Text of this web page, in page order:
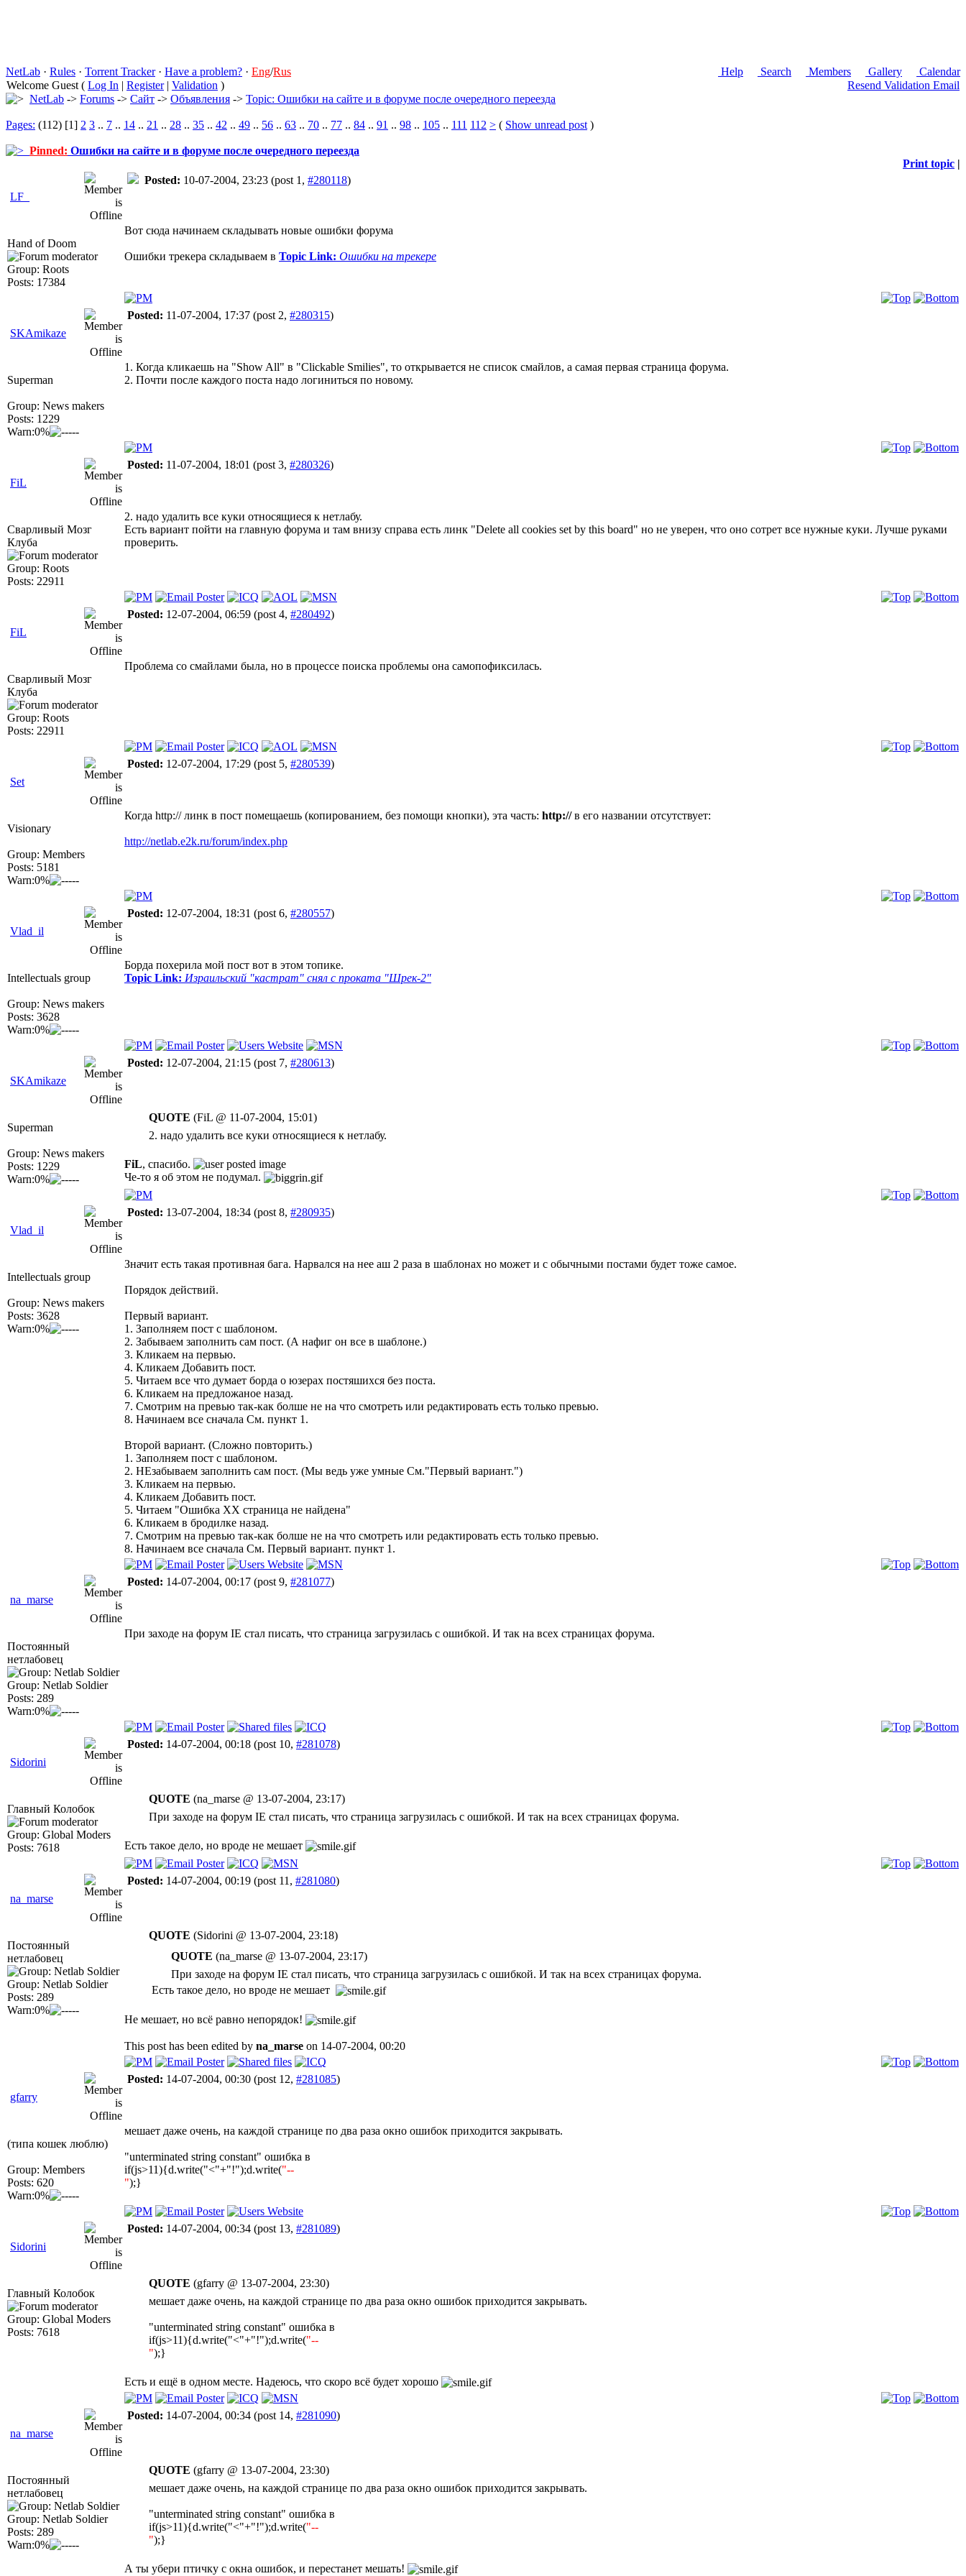
NetLab · Rules · Torrent Tracker· Have a problem? · Eng/Rus Help Search Members Gallery
Calendar
Welcome Guest ( Log In | Register| Validation )
Resend Validation Email
NetLab -> Forums -> Сайт -> Объявления -> Topic: Ошибки на сайте и в форуме после очередного переезда
Pages: (112) [1] 2 3 .. 7 .. 14 .. 21 .. 28 .. 35 .. 42 .. 49 .. 56 .. 63 .. 70 .. 77 .. 84 .. 91 .. 98 .. 105 .. 111 112 > ( Show unread post )
Pinned: Ошибки на сайте и в форуме после очередного переезда
Print topic |
LF_
Posted: 10-07-2004, 23:23 (post 1, #280118)
Hand of Doom
Group: Roots
Posts: 17384
Вот сюда начинаем складывать новые ошибки форума
Ошибки трекера складываем в Topic Link: Ошибки на трекере
SKAmikaze
Posted: 11-07-2004, 17:37 (post 2, #280315)
Superman
Group: News makers
Posts: 1229
Warn:0%
1. Когда кликаешь на "Show All" в "Clickable Smilies", то открывается не список смайлов, а самая первая страница форума.
2. Почти после каждого поста надо логиниться по новому.
FiL
Posted: 11-07-2004, 18:01 (post 3, #280326)
Сварливый Мозг
Клуба
Group: Roots
Posts: 22911
2. надо удалить все куки относящиеся к нетлабу.
Есть вариант пойти на главную форума и там внизу справа есть линк "Delete all cookies set by this board" но не уверен, что оно сотрет все нужные куки. Лучше руками
проверить.
FiL
Posted: 12-07-2004, 06:59 (post 4, #280492)
Сварливый Мозг
Клуба
Group: Roots
Posts: 22911
Проблема со смайлами была, но в процессе поиска проблемы она самопофиксилась.
Set
Posted: 12-07-2004, 17:29 (post 5, #280539)
Visionary
Group: Members
Posts: 5181
Warn:0%
Когда http:// линк в пост помещаешь (копированием, без помощи кнопки), эта часть: http://в его названии отсутствует:
http://netlab.e2k.ru/forum/index.php
Vlad_il
Posted: 12-07-2004, 18:31 (post 6, #280557)
Intellectuals group
Group: News makers
Posts: 3628
Warn:0%
Борда похерила мой пост вот в этом топике.
Topic Link: Израильский "кастрат" снял с проката "Шрек-2"
SKAmikaze
Posted: 12-07-2004, 21:15 (post 7, #280613)
Superman
Group: News makers
Posts: 1229
Warn:0%
QUOTE (FiL @ 11-07-2004, 15:01)
2. надо удалить все куки относящиеся к нетлабу.
FiL, спасибо.
Че-то я об этом не подумал.
Vlad_il
Posted: 13-07-2004, 18:34 (post 8, #280935)
Intellectuals group
Group: News makers
Posts: 3628
Warn:0%
Значит есть такая противная бага. Нарвался на нее аш 2 раза в шаблонах но может и с обычными постами будет тоже самое.
Порядок действий.
Первый вариант.
1. Заполняем пост с шаблоном.
2. Забываем заполнить сам пост. (А нафиг он все в шаблоне.)
3. Кликаем на первью.
4. Кликаем Добавить пост.
5. Читаем все что думает борда о юзерах постяшихся без поста.
6. Кликаем на предложаное назад.
7. Смотрим на превью так-как болше не на что смотреть или редактировать есть только превью.
8. Начинаем все сначала См. пункт 1.
Второй вариант. (Сложно повторить.)
1. Заполняем пост с шаблоном.
2. НЕзабываем заполнить сам пост. (Мы ведь уже умные См."Первый вариант.")
3. Кликаем на первью.
4. Кликаем Добавить пост.
5. Читаем "Ошибка ХХ страница не найдена"
6. Кликаем в бродилке назад.
7. Смотрим на превью так-как болше не на что смотреть или редактировать есть только превью.
8. Начинаем все сначала См. Первый вариант. пункт 1.
na_marse
Posted: 14-07-2004, 00:17 (post 9, #281077)
Постоянный
нетлабовец
Group: Netlab Soldier
Posts: 289
Warn:0%
При заходе на форум IE стал писать, что страница загрузилась с ошибкой. И так на всех страницах форума.
Sidorini
Posted: 14-07-2004, 00:18 (post 10, #281078)
Главный Колобок
Group: Global Moders
Posts: 7618
QUOTE (na_marse @ 13-07-2004, 23:17)
При заходе на форум IE стал писать, что страница загрузилась с ошибкой. И так на всех страницах форума.
Есть такое дело, но вроде не мешает
na_marse
Posted: 14-07-2004, 00:19 (post 11, #281080)
Постоянный
нетлабовец
Group: Netlab Soldier
Posts: 289
Warn:0%
QUOTE (Sidorini @ 13-07-2004, 23:18)
QUOTE (na_marse @ 13-07-2004, 23:17)
При заходе на форум IE стал писать, что страница загрузилась с ошибкой. И так на всех страницах форума.
Есть такое дело, но вроде не мешает
Не мешает, но всё равно непорядок!
This post has been edited by na_marse on 14-07-2004, 00:20
gfarry
Posted: 14-07-2004, 00:30 (post 12, #281085)
(типа кошек люблю)
Group: Members
Posts: 620
Warn:0%
мешает даже очень, на каждой странице по два раза окно ошибок приходится закрывать.
"unterminated string constant" ошибка в
if(js>11){d.write("<"+"!");d.write("--
");}
Sidorini
Posted: 14-07-2004, 00:34 (post 13, #281089)
Главный Колобок
Group: Global Moders
Posts: 7618
QUOTE (gfarry @ 13-07-2004, 23:30)
мешает даже очень, на каждой странице по два раза окно ошибок приходится закрывать.
"unterminated string constant" ошибка в
if(js>11){d.write("<"+"!");d.write("--
");}
Есть и ещё в одном месте. Надеюсь, что скоро всё будет хорошо
na_marse
Posted: 14-07-2004, 00:34 (post 14, #281090)
Постоянный
нетлабовец
Group: Netlab Soldier
Posts: 289
Warn:0%
QUOTE (gfarry @ 13-07-2004, 23:30)
мешает даже очень, на каждой странице по два раза окно ошибок приходится закрывать.
"unterminated string constant" ошибка в
if(js>11){d.write("<"+"!");d.write("--
");}
А ты убери птичку с окна ошибок, и перестанет мешать!